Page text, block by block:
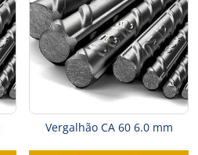
Vergalhão CA 60 6.0 mm